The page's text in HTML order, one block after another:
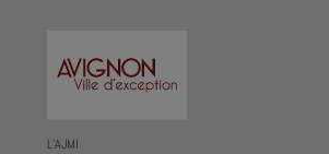
L’AJMI